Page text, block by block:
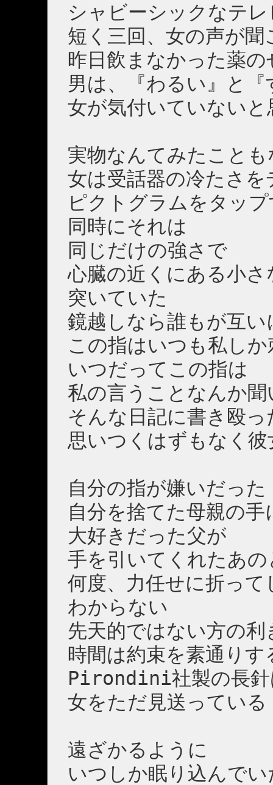
シャビーシックなテ
短く三回、女の声が
昨日飲まなかった薬
男は、『わるい』と
女が気付いていない
実物なんてみたことも
女は受話器の冷たさ
ピクトグラムをタッ
同時にそれは
同じだけの強さで
心臓の近くにある小さ
突いていた
鏡越しなら誰もが互
この指はいつも私し
いつだってこの指は
私の言うことなんか
そんな日記に書き殴
思いつくはずもなく
自分の指が嫌いだった
自分を捨てた母親の
大好きだった父が
手を引いてくれたあ
何度、力任せに折っ
わからない
先天的ではない方の
時間は約束を素通りす
Pirondini社製の長針
女をただ見送っている
遠ざかるように
いつしか眠り込んでい